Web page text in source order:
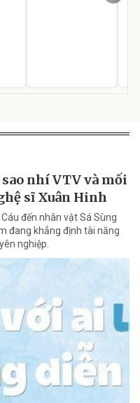
nhí VTV và mối
sĩ Xuân Hinh
đến nhân vật Sá Sùng
đang khẳng định tài năng
nghiệp.